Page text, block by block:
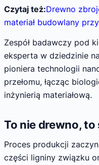
Czytaj też:Drewno
materiał budowlany
Zespół badawczy pod
eksperta w dziedzinie
pioniera technologii
przełomu, łącząc
inżynierią materiałową.
To nie drewno,
Proces produkcji
części ligniny związku